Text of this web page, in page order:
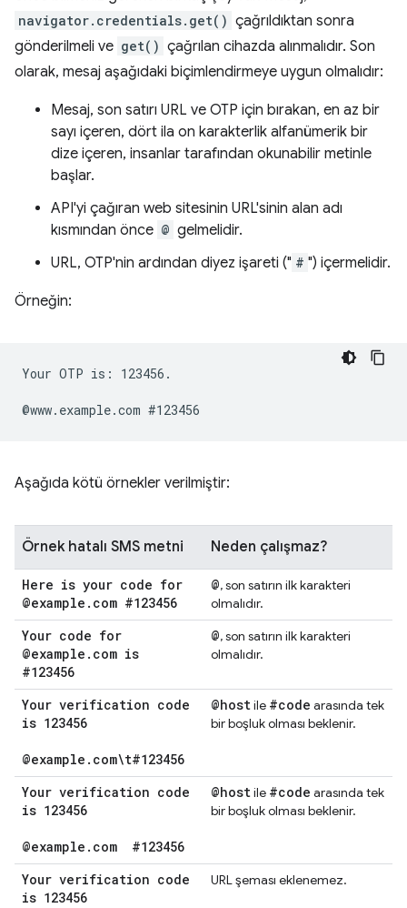
navigator.credentials.get() çağrıldıktan sonra
gönderilmeli ve get() çağrılan cihazda alınmalıdır. Son
olarak, mesaj aşağıdaki biçimlendirmeye uygun olmalıdır:
Mesaj, son satırı URL ve OTP için bırakan, en az bir
sayı içeren, dört ila on karakterlik alfanümerik bir
dize içeren, insanlar tarafından okunabilir metinle
başlar.
API'yi çağıran web sitesinin URL'sinin alan adı
kısmından önce @ gelmelidir.
URL, OTP'nin ardından diyez işareti (" # ") içermelidir.
Örneğin:
Your OTP is: 123456.
Aşağıda kötü örnekler verilmiştir:
Örnek hatalı SMS metni Neden çalışmaz?
Here is your code for
@example . com #123456
@, son satırın ilk karakteri
olmalıdır.
Your code for
@example . com is
#123456
@, son satırın ilk karakteri
olmalıdır.
Your verification code
is 123456
@example . com\t#123456
@hostile #code arasında tek
bir boşluk olması beklenir.
Your verification code
is 123456
@example . com #123456
@hostile #code arasında tek
bir boşluk olması beklenir.
Your verification code
is 123456
URL şeması eklenemez.